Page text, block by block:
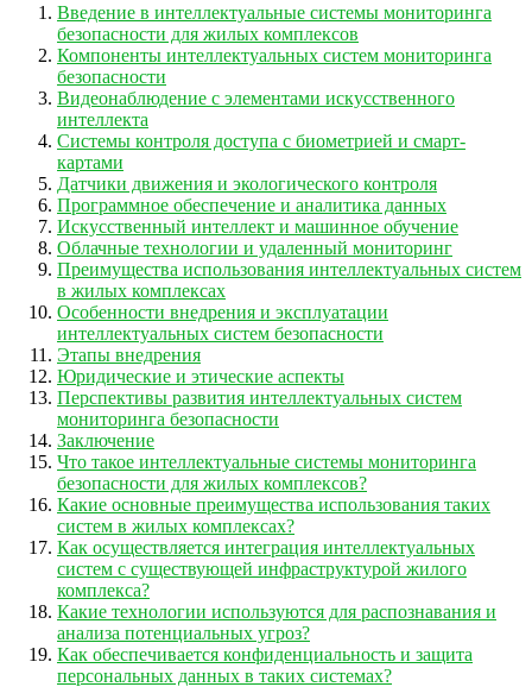
Введение в интеллектуальные системы мониторинга
безопасности для жилых комплексов
Компоненты интеллектуальных систем мониторинга
безопасности
Видеонаблюдение с элементами искусственного
интеллекта
Системы контроля доступа с биометрией и смарт-
картами
Датчики движения и экологического контроля
Программное обеспечение и аналитика данных
Искусственный интеллект и машинное обучение
Облачные технологии и удаленный мониторинг
Преимущества использования интеллектуальных систем
в жилых комплексах
Особенности внедрения и эксплуатации
интеллектуальных систем безопасности
Этапы внедрения
Юридические и этические аспекты
Перспективы развития интеллектуальных систем
мониторинга безопасности
Заключение
Что такое интеллектуальные системы мониторинга
безопасности для жилых комплексов?
Какие основные преимущества использования таких
систем в жилых комплексах?
Как осуществляется интеграция интеллектуальных
систем с существующей инфраструктурой жилого
комплекса?
Какие технологии используются для распознавания и
анализа потенциальных угроз?
Как обеспечивается конфиденциальность и защита
персональных данных в таких системах?